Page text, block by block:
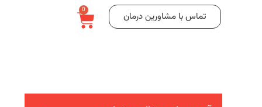
تماس با مشاورین درمان
0